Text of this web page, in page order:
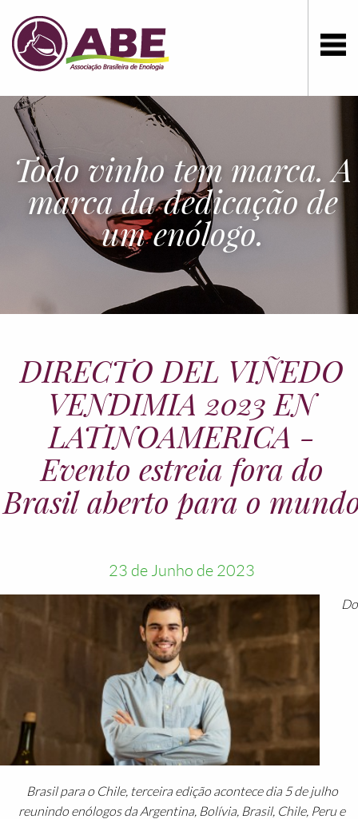
Todo vinho tem marca. A
marca da dedicação de
um enólogo.
DIRECTO DEL VIÑEDO
VENDIMIA 2023 EN
LATINOAMERICA -
Evento estreia fora do
Brasil aberto para o
23 de Junho de 2023
Do
Brasil para o Chile, terceira edição acontece dia 5 de julho
reunindo enólogos da Argentina, Bolívia, Brasil, Chile, Peru e